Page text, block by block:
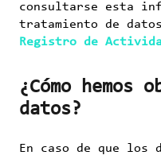
consultarse esta
tratamiento de
Registro de
¿Cómo hemos
datos?
En caso de que los